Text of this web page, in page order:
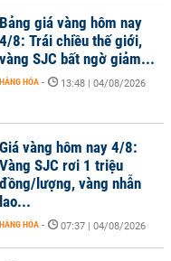
Bảng giá vàng hôm nay
4/8: Trái chiều thế giới,
vàng SJC bất ngờ giảm...
HÀNG HÓA - 13:48 | 04/08/2026
Giá vàng hôm nay 4/8:
Vàng SJC rơi 1 triệu
đồng/lượng, vàng nhẫn
lao...
HÀNG HÓA - 07:37 | 04/08/2026